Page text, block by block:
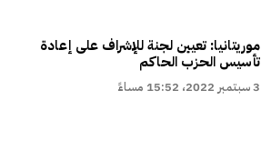
موريتانيا: تعيين لجنة للإشراف على إعادة
تأسيس الحزب الحاكم
3 سبتمبر 2022، 15:52 مساءً